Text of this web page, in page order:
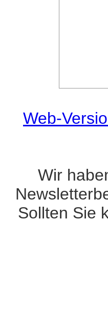
Web-
Wir
Sollten Sie